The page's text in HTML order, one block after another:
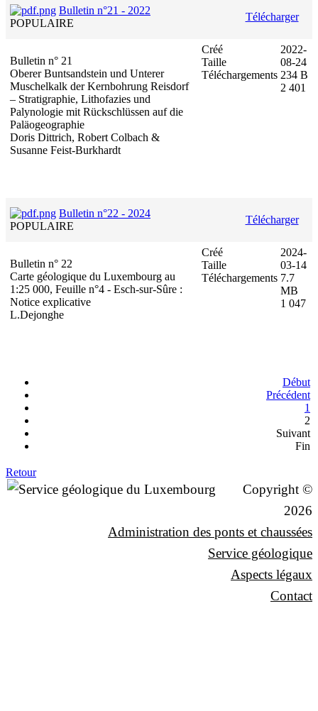
Bulletin n°21 - 2022
POPULAIRE
Télécharger
Bulletin n° 21
Oberer Buntsandstein und Unterer
Muschelkalk der Kernbohrung Reisdorf
– Stratigraphie, Lithofazies und
Palynologie mit Rückschlüssen auf die
Paläogeographie
Doris Dittrich, Robert Colbach &
Susanne Feist-Burkhardt
Créé
Taille
Téléchargements
2022-
08-24
234 B
2 401
Bulletin n°22 - 2024
POPULAIRE
Télécharger
Bulletin n° 22
Carte géologique du Luxembourg au
1:25 000, Feuille n°4 - Esch-sur-Sûre :
Notice explicative
L.Dejonghe
Créé
Taille
Téléchargements
2024-
03-14
7.7
MB
1 047
Début
Précédent
1
2
Suivant
Fin
Retour
Copyright ©
2026
Administration des ponts et chaussées
Service géologique
Aspects légaux
Contact